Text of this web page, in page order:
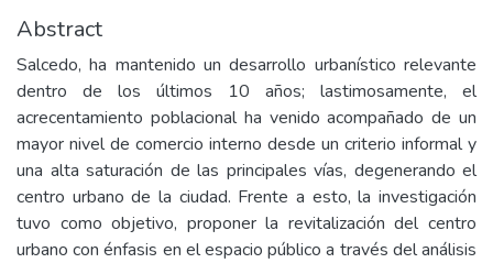
Abstract
Salcedo, ha mantenido un desarrollo urbanístico relevante
dentro de los últimos 10 años; lastimosamente, el
acrecentamiento poblacional ha venido acompañado de un
mayor nivel de comercio interno desde un criterio informal y
una alta saturación de las principales vías, degenerando el
centro urbano de la ciudad. Frente a esto, la investigación
tuvo como objetivo, proponer la revitalización del centro
urbano con énfasis en el espacio público a través del análisis